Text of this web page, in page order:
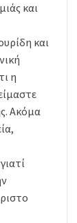
και
και
η
Ακόμα